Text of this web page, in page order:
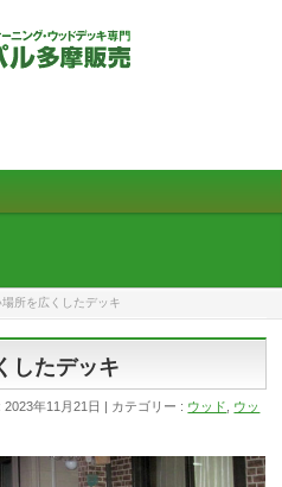
所を広くしたデッキ
したデッキ
年11月21日 カテゴリー : ウッド
ウッ